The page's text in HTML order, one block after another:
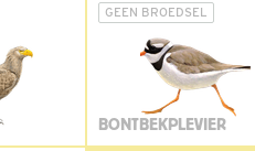
GEEN BROEDSEL
BONTBEKPLEVIER